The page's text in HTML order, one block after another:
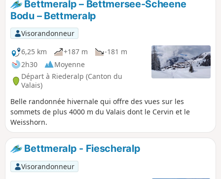
Bettmeralp – Bettmersee-Scheene
Bodu – Bettmeralp
Visorandonneur
6,25 km
+187 m
-181 m
2h30
Moyenne
Départ à Riederalp (Canton du
Valais)
Belle randonnée hivernale qui offre des vues sur les
sommets de plus 4000 m du Valais dont le Cervin et le
Weisshorn.
Bettmeralp - Fiescheralp
Visorandonneur